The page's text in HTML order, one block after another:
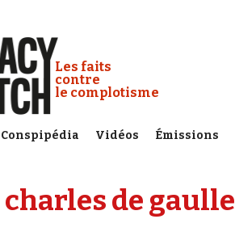
Conspiracy Watch :
Les faits
contre
le complotisme
Conspipédia Vidéos Émissions
charles de gaulle